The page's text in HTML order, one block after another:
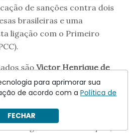
de sanções contra dois
brasileiras e uma
ligação com o Primeiro
são Victor Henrique de
Stefanie Nunes Henrique de
ameaça significativa à segurança
para aprimorar sua
de acordo com a Política de
FECHAR